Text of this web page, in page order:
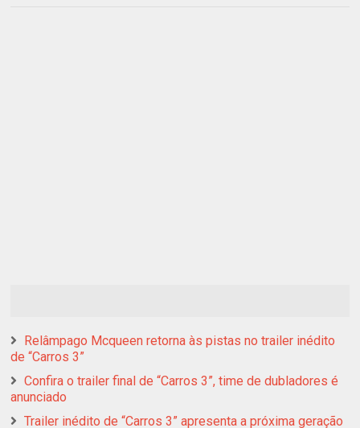
Relâmpago Mcqueen retorna às pistas no trailer inédito
de “Carros 3”
Confira o trailer final de “Carros 3”, time de dubladores é
anunciado
Trailer inédito de “Carros 3” apresenta a próxima geração